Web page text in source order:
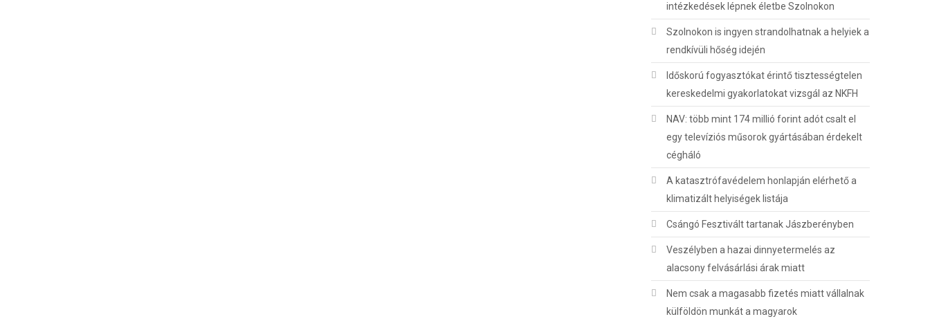
intézkedések lépnek életbe Szolnokon
Szolnokon is ingyen strandolhatnak a helyiek a
rendkívüli hőség idején
Időskorú fogyasztókat érintő tisztességtelen
kereskedelmi gyakorlatokat vizsgál az NKFH
NAV: több mint 174 millió forint adót csalt el
egy televíziós műsorok gyártásában érdekelt
cégháló
A katasztrófavédelem honlapján elérhető a
klimatizált helyiségek listája
Csángó Fesztivált tartanak Jászberényben
Veszélyben a hazai dinnyetermelés az
alacsony felvásárlási árak miatt
Nem csak a magasabb fizetés miatt vállalnak
külföldön munkát a magyarok